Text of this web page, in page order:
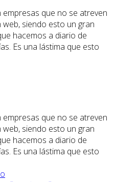
que no se atreven
siendo esto un gran
hacemos a diario de
Es una lástima que esto
que no se atreven
siendo esto un gran
hacemos a diario de
Es una lástima que esto